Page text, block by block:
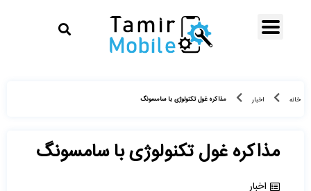
خانه اخبار مذاکره غول تکنولوژی با سامسونگ
مذاکره غول تکنولوژی با سامسونگ
اخبار